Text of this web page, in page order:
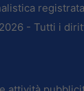
- Tutti i